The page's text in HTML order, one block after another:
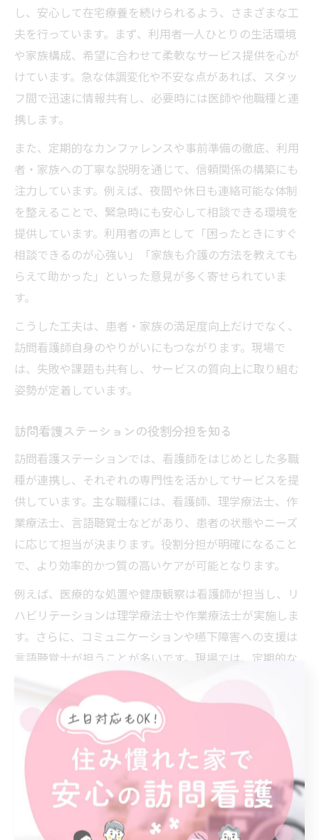
し、安心して在宅療養を続けられるよう、さまざまな工
夫を行っています。まず、利用者一人ひとりの生活環境
や家族構成、希望に合わせて柔軟なサービス提供を心が
けています。急な体調変化や不安な点があれば、スタッ
フ間で迅速に情報共有し、必要時には医師や他職種と連
携します。
また、定期的なカンファレンスや事前準備の徹底、利用
者・家族への丁寧な説明を通じて、信頼関係の構築にも
注力しています。例えば、夜間や休日も連絡可能な体制
を整えることで、緊急時にも安心して相談できる環境を
提供しています。利用者の声として「困ったときにすぐ
相談できるのが心強い」「家族も介護の方法を教えても
らえて助かった」といった意見が多く寄せられていま
す。
こうした工夫は、患者・家族の満足度向上だけでなく、
訪問看護師自身のやりがいにもつながります。現場で
は、失敗や課題も共有し、サービスの質向上に取り組む
姿勢が定着しています。
訪問看護ステーションの役割分担を知る
訪問看護ステーションでは、看護師をはじめとした多職
種が連携し、それぞれの専門性を活かしてサービスを提
供しています。主な職種には、看護師、理学療法士、作
業療法士、言語聴覚士などがあり、患者の状態やニーズ
に応じて担当が決まります。役割分担が明確になること
で、より効率的かつ質の高いケアが可能となります。
例えば、医療的な処置や健康観察は看護師が担当し、リ
ハビリテーションは理学療法士や作業療法士が実施しま
す。さらに、コミュニケーションや嚥下障害への支援は
言語聴覚士が担うことが多いです。現場では、定期的な
ミーティングや情報共有を通じて、サービスの重複や抜
け漏れを防止しています。
役割分担を理解することで、利用者や家族は「どの職種
がどの支援を担当するのか」を把握しやすくなります。
サービス利用時は、疑問点や要望を遠慮なく相談し、適
切な専門職に対応してもらうことが、満足度向上につな
がります。